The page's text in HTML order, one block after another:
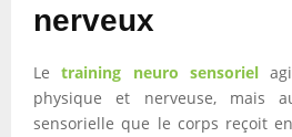
nerveux
Letraining neuro sensoriel
physique et nerveuse, mais
sensorielle que le corps reçoit